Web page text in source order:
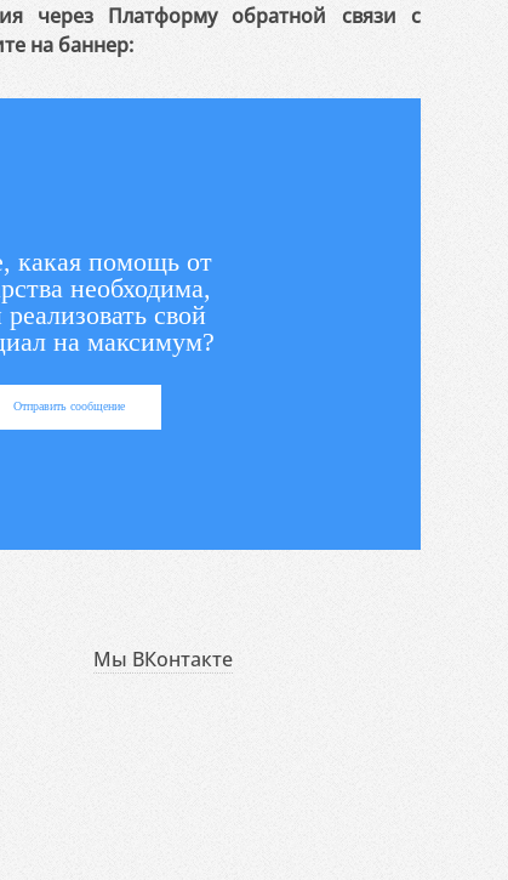
через Платформу обратной связи с
на баннер:
какая помощь от
необходима,
свой
на максимум?
Отправить сообщение
Мы ВКонтакте